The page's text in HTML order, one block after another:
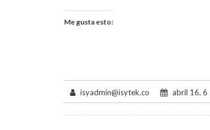
Me gusta esto:
isyadmin@isytek.co abril 16, 6